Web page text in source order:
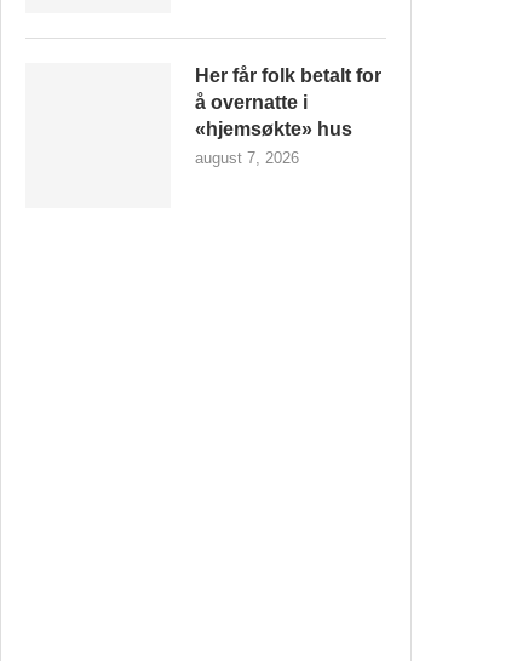
Her får folk betalt for
å overnatte i
«hjemsøkte» hus
august 7, 2026